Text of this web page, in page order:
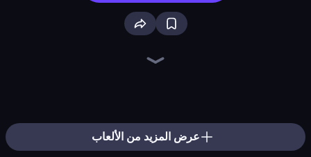
عرض المزيد من الألعاب